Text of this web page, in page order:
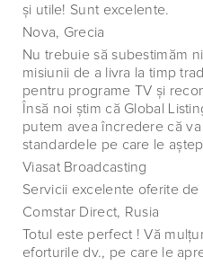
şi utile! Sunt excelente.
Nova, Grecia
Nu trebuie să subestimăm
misiunii de a livra la timp
pentru programe TV şi
Însă noi ştim că Global
putem avea încredere că
standardele pe care le
Viasat Broadcasting
Servicii excelente oferite de
Comstar Direct, Rusia
Totul este perfect ! Vă
eforturile dv., pe care le